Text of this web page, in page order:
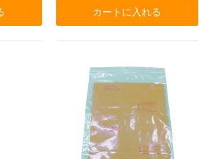
カートに入れる